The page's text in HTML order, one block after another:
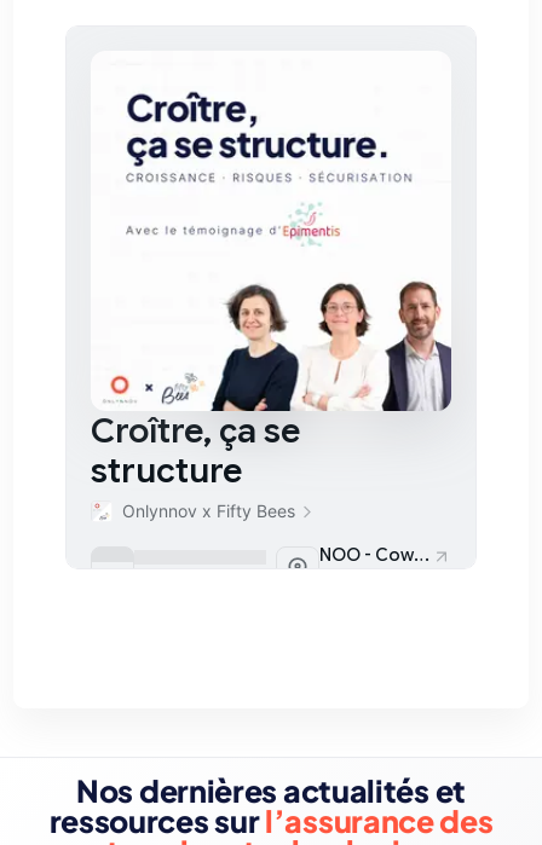
Nos dernières actualités et
ressources surl’assurance des